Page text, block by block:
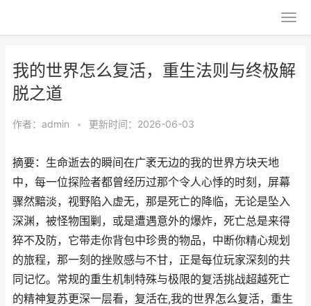
我的世界怎么复活，重生法则与终极解
脱之道
作者： admin • 更新时间：2026-06-03
摘要：生命逝去的瞬间在广袤无边的我的世界方块天地
中，每一位探险者都曾经历过那个令人心悸的时刻，屏幕
骤然黯淡，视野陷入虚无，那是死亡的降临，无论是坠入
深渊，被怪物围剿，或是遭遇意外的爆炸，死亡总是来得
猝不及防，它带走你背包中珍贵的物品，中断你精心规划
的旅程，那一刻的挫败感与不甘，正是每位玩家深刻的共
同记忆。常规的重生机制特殊与极限的复活挑战超越死亡
的精神复苏更深一层看，复活在,我的世界怎么复活，重生